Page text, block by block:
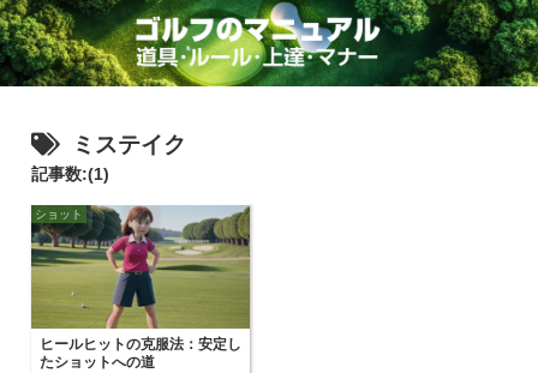
ミステイク
記事数:(1)
ショット
ヒールヒットの克服法：安定し
たショットへの道